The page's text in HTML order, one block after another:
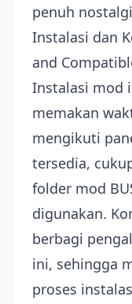
penuh
Instalasi dan
and
Instalasi mod
memakan
mengikuti
tersedia,
folder mod
digunakan.
berbagi
ini, sehingga
proses